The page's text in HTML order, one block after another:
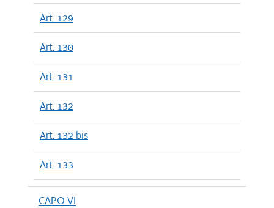
Art. 129
Art. 130
Art. 131
Art. 132
Art. 132 bis
Art. 133
CAPO VI